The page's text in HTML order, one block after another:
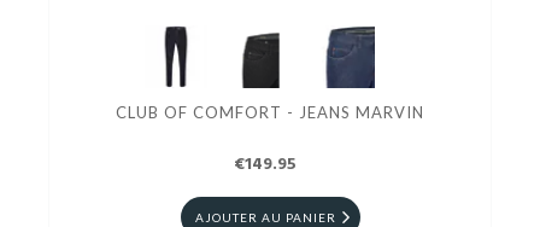
CLUB OF COMFORT - JEANS MARVIN
€149.95
AJOUTER AU PANIER